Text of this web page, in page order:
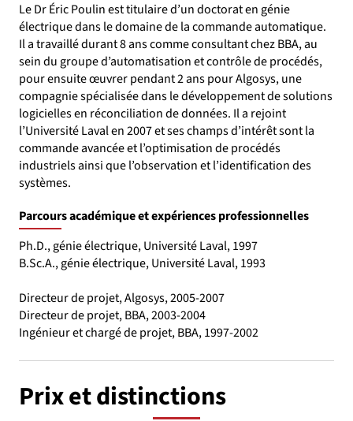
Le Dr Éric Poulin est titulaire d’un doctorat en génie
électrique dans le domaine de la commande automatique.
Il a travaillé durant 8 ans comme consultant chez BBA, au
sein du groupe d’automatisation et contrôle de procédés,
pour ensuite œuvrer pendant 2 ans pour Algosys, une
compagnie spécialisée dans le développement de solutions
logicielles en réconciliation de données. Il a rejoint
l’Université Laval en 2007 et ses champs d’intérêt sont la
commande avancée et l’optimisation de procédés
industriels ainsi que l’observation et l’identification des
systèmes.
Parcours académique et expériences professionnelles
Ph.D., génie électrique, Université Laval, 1997
B.Sc.A., génie électrique, Université Laval, 1993
Directeur de projet, Algosys, 2005-2007
Directeur de projet, BBA, 2003-2004
Ingénieur et chargé de projet, BBA, 1997-2002
Prix et distinctions